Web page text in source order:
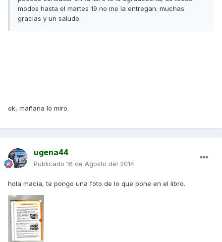
modos hasta el martes 19 no me la entregan. muchas
gracias y un saludo.
ok, mañana lo miro.
ugena44
Publicado 16 de Agosto del 2014
hola macia, te pongo una foto de lo que pone en el libro.